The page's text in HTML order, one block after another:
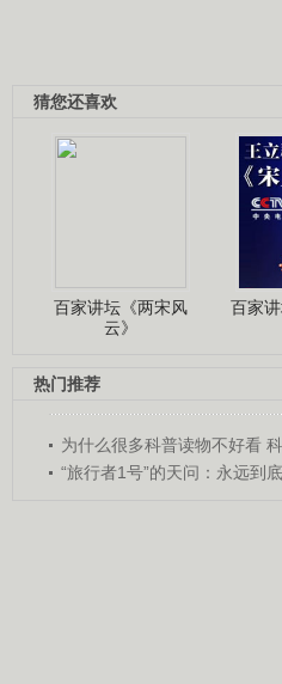
猜您还喜欢
百家讲坛《两宋风
云》
百家
热门推荐
为什么很多科普读物不好看
“旅行者1号”的天问：永远到